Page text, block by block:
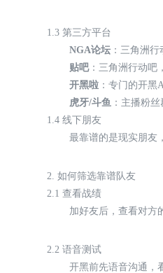
1.3 第三方平台
NGA论坛 ：三角洲行
贴吧：三角洲行动吧
开黑啦 ：专门的开黑
虎牙/斗鱼 ：主播粉
1.4 线下朋友
最靠谱的是现实朋友
2. 如何筛选靠谱队友
2.1 查看战绩
加好友后，查看对方
2.2 语音测试
开黑前先语音沟通，